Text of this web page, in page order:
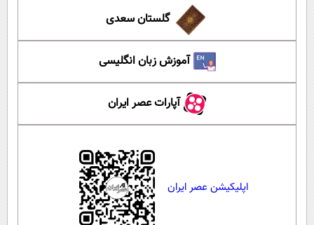
گلستان سعدی
آموزش زبان انگلیسی
آپارات عصر ایران
اپلیکیشن عصر ایران